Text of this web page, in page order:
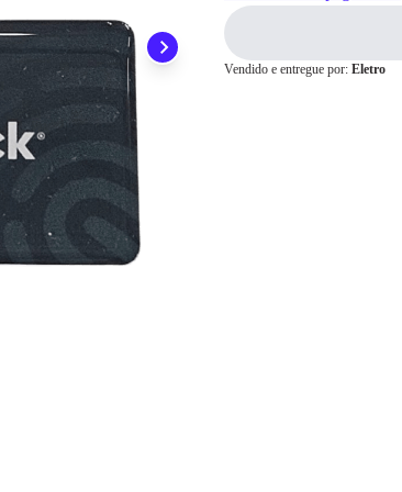
Pix
Cartão de
Crédito
Vendido e entregue por: Eletro